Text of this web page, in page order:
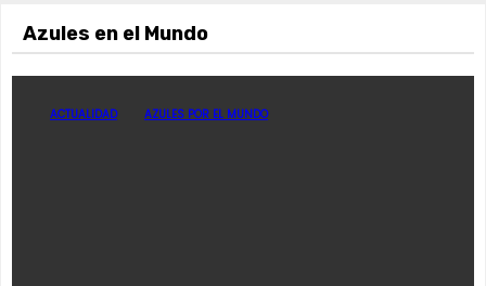
Azules en el Mundo
ACTUALIDAD AZULES POR EL MUNDO